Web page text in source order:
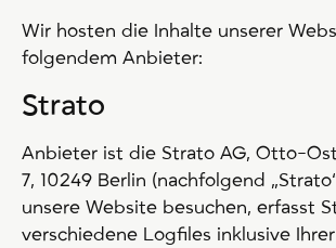
Wir hosten die Inhalte unserer
folgendem Anbieter:
Strato
Anbieter ist die Strato AG, Otto-
7, 10249 Berlin (nachfolgend
unsere Website besuchen, erfasst
verschiedene Logfiles inklusive